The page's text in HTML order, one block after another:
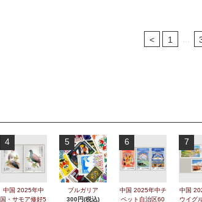
< 1
4
中国 2025年中
国・サモア修好5
5
ブルガリア
300円(税込)
6
中国 2025年中チ
ベット自治区60
7
中国
ウイグ